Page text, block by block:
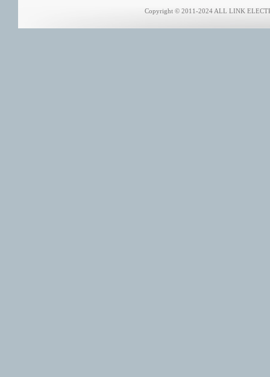
Copyright © 2011-2024 ALL LINK